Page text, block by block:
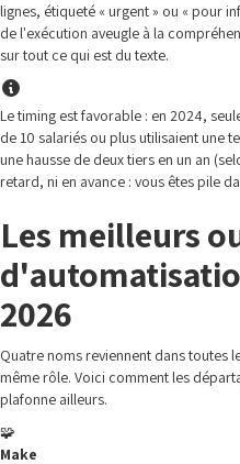
lignes, étiqueté « urgent » ou « pour
de l'exécution aveugle à la
sur tout ce qui est du texte.
Le timing est favorable : en 2024,
de 10 salariés ou plus utilisaient une
une hausse de deux tiers en un an
retard, ni en avance : vous êtes pile
Les meilleurs
2026
Quatre noms reviennent dans toutes
même rôle. Voici comment les
plafonne ailleurs.
🧩
Make